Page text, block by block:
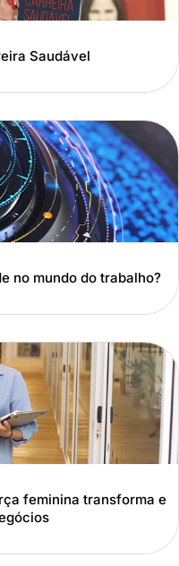
Saudável
no mundo do trabalho?
feminina transforma e